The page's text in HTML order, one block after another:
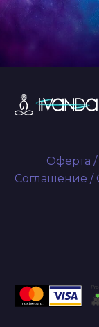
Оферта /
Соглашение /